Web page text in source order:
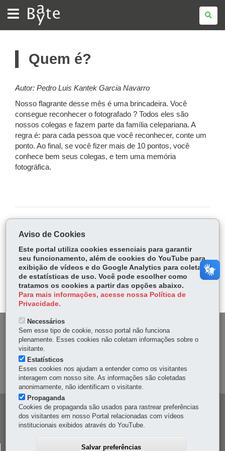
BATE
BYTE
Quem é?
Autor: Pedro Luis Kantek Garcia Navarro
Nosso flagrante desse mês é uma brincadeira. Você
consegue reconhecer o fotografado ? Todos eles são
nossos colegas e fazem parte da família celepariana. A
regra é: para cada pessoa que você reconhecer, conte um
ponto. Ao final, se você fizer mais de 10 pontos, você
conhece bem seus colegas, e tem uma memória
fotográfica.
ce
bo
ok
Tw
itt
er
ha
ts
Ap
p
Voltar Início Imprimir Baixar
MAPA DO SITE
DENUNCIE CORRUPÇÃO
OUVIDORIA
Navegação
principal
CELEPAR
Aviso de Cookies
Este portal utiliza cookies essenciais para garantir
seu funcionamento, além de cookies do YouTube para
exibição de vídeos e do Google Analytics para coleta
de estatísticas de uso. Você pode escolher como
tratamos os cookies a partir das opções abaixo.
Para mais informações, acesse nossa Política de
Privacidade.
Necessários
Sem esse tipo de cookie, nosso portal não funciona
plenamente. Esses cookies não coletam informações sobre o
visitante.
Estatísticos
Esses cookies nos ajudam a entender como os visitantes
interagem com nosso site. As informações são coletadas
anonimamente, não identificam o visitante.
Propaganda
Cookies de propaganda são usados para rastrear preferências
dos visitantes em nosso Portal relacionadas com vídeos
institucionais exibidos através do YouTube.
Salvar preferências